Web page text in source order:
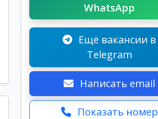
WhatsApp
Ещё вакансии в
Telegram
Написать email
Показать номер